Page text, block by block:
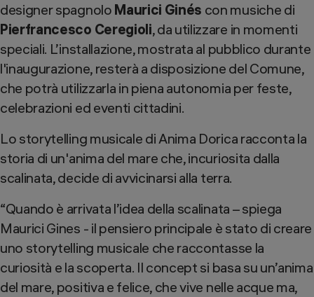
designer spagnolo Maurici Ginés con musiche di
Pierfrancesco Ceregioli, da utilizzare in momenti
speciali. L’installazione, mostrata al pubblico durante
l'inaugurazione, resterà a disposizione del Comune,
che potrà utilizzarla in piena autonomia per feste,
celebrazioni ed eventi cittadini.​​
Lo storytelling musicale di Anima Dorica racconta la
storia di un'anima del mare che, incuriosita dalla
scalinata, decide di avvicinarsi alla terra.​
“Quando è arrivata l’idea della scalinata – spiega
Maurici Gines - il pensiero principale è stato di creare
uno storytelling musicale che raccontasse la
curiosità e la scoperta. Il concept si basa su un’anima
del mare, positiva e felice, che vive nelle acque ma,